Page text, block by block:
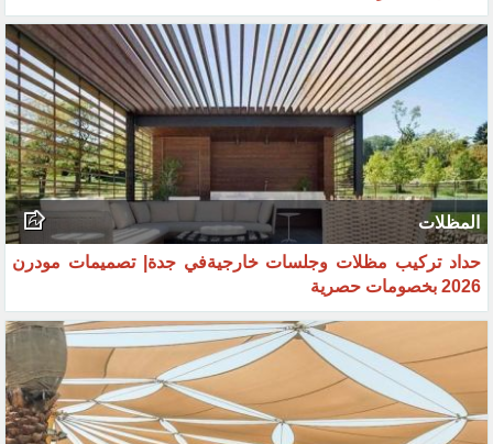
بيوت شعر
تركيب بيوت شعر وخيام حي ابحر الشمالية| تصاميم ملكية وعادية
بأفضل الأسعار 2026
المظلات
حداد تركيب مظلات وجلسات خارجيةفي جدة| تصميمات مودرن
2026 بخصومات حصرية